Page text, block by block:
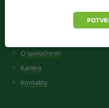
O spoločnosti
Kariéra
Kontakty